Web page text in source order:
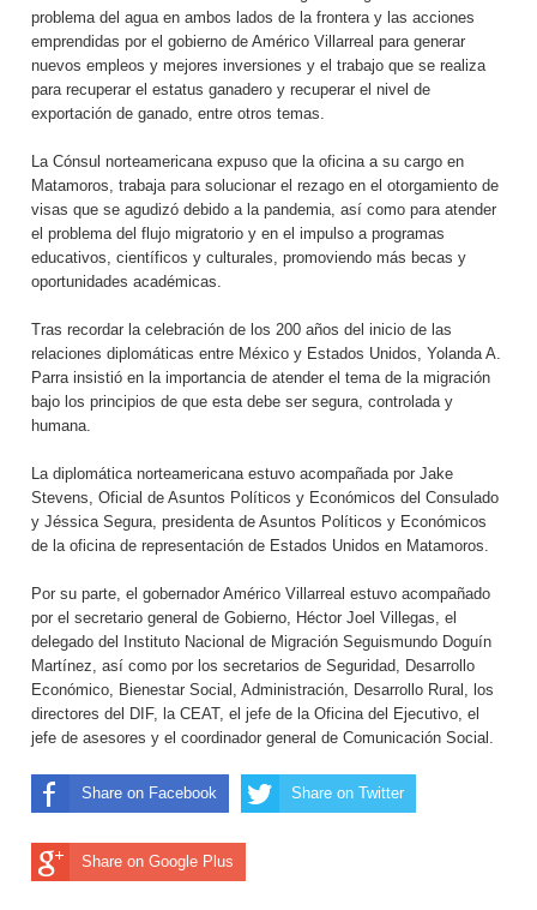
problema del agua en ambos lados de la frontera y las acciones
emprendidas por el gobierno de Américo Villarreal para generar
nuevos empleos y mejores inversiones y el trabajo que se realiza
para recuperar el estatus ganadero y recuperar el nivel de
exportación de ganado, entre otros temas.
La Cónsul norteamericana expuso que la oficina a su cargo en
Matamoros, trabaja para solucionar el rezago en el otorgamiento de
visas que se agudizó debido a la pandemia, así como para atender
el problema del flujo migratorio y en el impulso a programas
educativos, científicos y culturales, promoviendo más becas y
oportunidades académicas.
Tras recordar la celebración de los 200 años del inicio de las
relaciones diplomáticas entre México y Estados Unidos, Yolanda A.
Parra insistió en la importancia de atender el tema de la migración
bajo los principios de que esta debe ser segura, controlada y
humana.
La diplomática norteamericana estuvo acompañada por Jake
Stevens, Oficial de Asuntos Políticos y Económicos del Consulado
y Jéssica Segura, presidenta de Asuntos Políticos y Económicos
de la oficina de representación de Estados Unidos en Matamoros.
Por su parte, el gobernador Américo Villarreal estuvo acompañado
por el secretario general de Gobierno, Héctor Joel Villegas, el
delegado del Instituto Nacional de Migración Seguismundo Doguín
Martínez, así como por los secretarios de Seguridad, Desarrollo
Económico, Bienestar Social, Administración, Desarrollo Rural, los
directores del DIF, la CEAT, el jefe de la Oficina del Ejecutivo, el
jefe de asesores y el coordinador general de Comunicación Social.
Share on Facebook Share on Twitter
Share on Google Plus